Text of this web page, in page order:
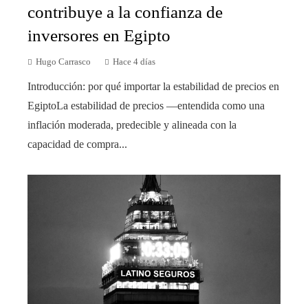
contribuye a la confianza de
inversores en Egipto
Hugo Carrasco Hace 4 días
Introducción: por qué importar la estabilidad de precios en
EgiptoLa estabilidad de precios —entendida como una
inflación moderada, predecible y alineada con la
capacidad de compra...